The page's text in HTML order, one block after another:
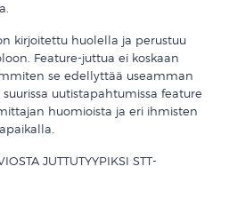
kirjoitettu huolella ja perustuu
Feature-juttua ei koskaan
se edellyttää useamman
uutistapahtumissa feature
huomioista ja eri ihmisten
JUTTUTYYPIKSI STT-